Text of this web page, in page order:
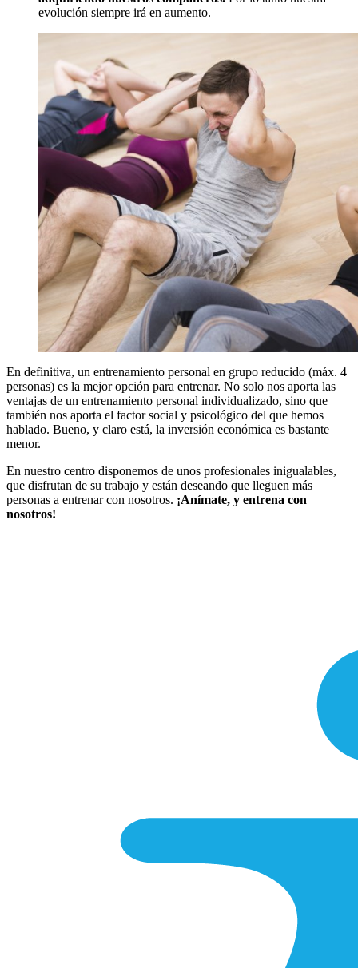
evolución siempre irá en aumento.
En definitiva, un entrenamiento personal en grupo reducido (máx. 4
personas) es la mejor opción para entrenar. No solo nos aporta las
ventajas de un entrenamiento personal individualizado, sino que
también nos aporta el factor social y psicológico del que hemos
hablado. Bueno, y claro está, la inversión económica es bastante
menor.
En nuestro centro disponemos de unos profesionales inigualables,
que disfrutan de su trabajo y están deseando que lleguen más
personas a entrenar con nosotros. ¡Anímate, y entrena con
nosotros!